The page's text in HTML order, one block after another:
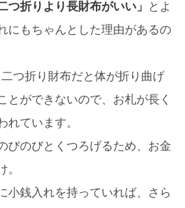
つ折りより長財布がいい」 とよ
にもちゃんとした理由があるの
つ折り財布だと体が折り曲げ
とができないので、お札が長く
れています。
びのびとくつろげるため、お金
小銭入れを持っていれば、さら